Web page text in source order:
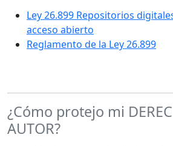
Ley 26.899 Repositorios
acceso abierto
Reglamento de la Ley 26.899
¿Cómo protejo mi
AUTOR?